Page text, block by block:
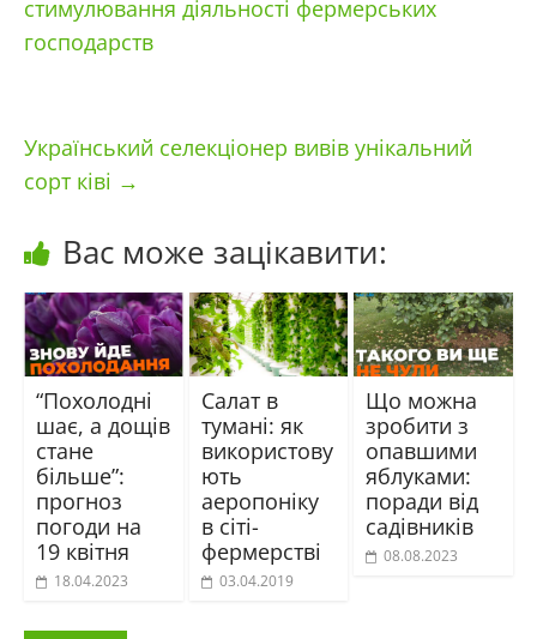
стимулювання діяльності фермерських
господарств
Український селекціонер вивів унікальний
сорт ківі →
Вас може зацікавити:
“Похолодні
шає, а дощів
стане
більше”:
прогноз
погоди на
19 квітня
18.04.2023
Салат в
тумані: як
використову
ють
аеропоніку
в сіті-
фермерстві
03.04.2019
Що можна
зробити з
опавшими
яблуками:
поради від
садівників
08.08.2023